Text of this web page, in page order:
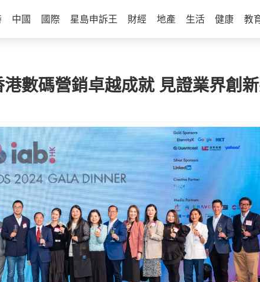
中國 國際 星島申訴王 財經 地產 生活 健康 教
數碼營銷卓越成就 見證業界創